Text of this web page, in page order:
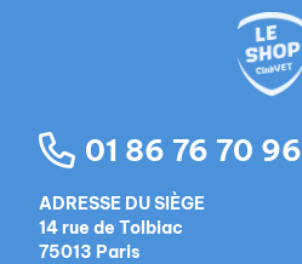
01 86 76 70 96
ADRESSE DU SIÈGE
14 rue de Tolbiac
75013 Paris